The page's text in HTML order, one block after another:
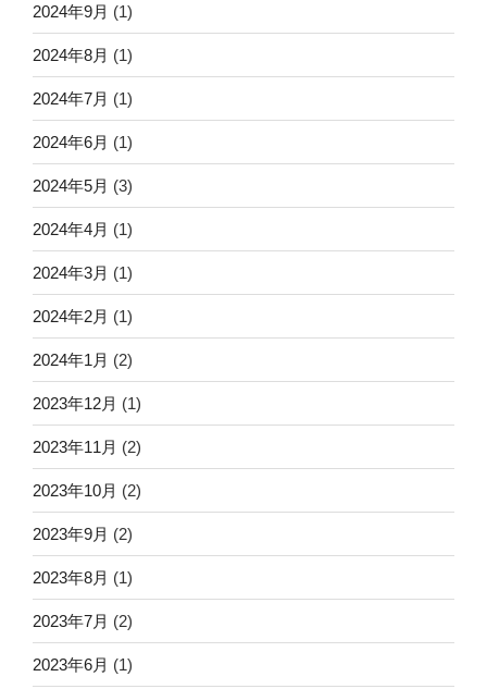
2024年9月 (1)
2024年8月 (1)
2024年7月 (1)
2024年6月 (1)
2024年5月 (3)
2024年4月 (1)
2024年3月 (1)
2024年2月 (1)
2024年1月 (2)
2023年12月 (1)
2023年11月 (2)
2023年10月 (2)
2023年9月 (2)
2023年8月 (1)
2023年7月 (2)
2023年6月 (1)